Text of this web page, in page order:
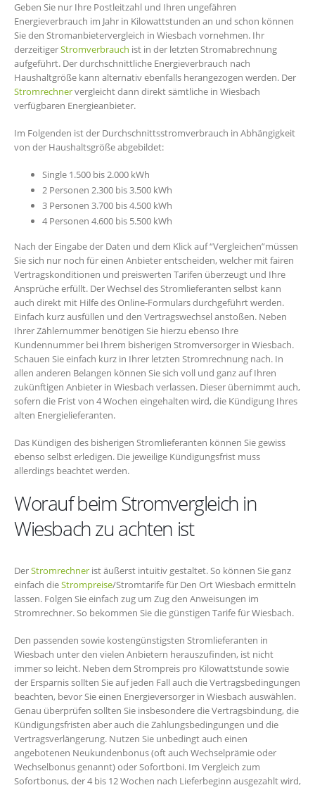
Geben Sie nur Ihre Postleitzahl und Ihren ungefähren
Energieverbrauch im Jahr in Kilowattstunden an und schon können
Sie den Stromanbietervergleich in Wiesbach vornehmen. Ihr
derzeitigerStromverbrauch ist in der letzten Stromabrechnung
aufgeführt. Der durchschnittliche Energieverbrauch nach
Haushaltgröße kann alternativ ebenfalls herangezogen werden. Der
Stromrechnervergleicht dann direkt sämtliche in Wiesbach
verfügbaren Energieanbieter.
Im Folgenden ist der Durchschnittsstromverbrauch in Abhängigkeit
von der Haushaltsgröße abgebildet:
Single 1.500 bis 2.000 kWh
2 Personen 2.300 bis 3.500 kWh
3 Personen 3.700 bis 4.500 kWh
4 Personen 4.600 bis 5.500 kWh
Nach der Eingabe der Daten und dem Klick auf “Vergleichen”müssen
Sie sich nur noch für einen Anbieter entscheiden, welcher mit fairen
Vertragskonditionen und preiswerten Tarifen überzeugt und Ihre
Ansprüche erfüllt. Der Wechsel des Stromlieferanten selbst kann
auch direkt mit Hilfe des Online-Formulars durchgeführt werden.
Einfach kurz ausfüllen und den Vertragswechsel anstoßen. Neben
Ihrer Zählernummer benötigen Sie hierzu ebenso Ihre
Kundennummer bei Ihrem bisherigen Stromversorger in Wiesbach.
Schauen Sie einfach kurz in Ihrer letzten Stromrechnung nach. In
allen anderen Belangen können Sie sich voll und ganz auf Ihren
zukünftigen Anbieter in Wiesbach verlassen. Dieser übernimmt auch,
sofern die Frist von 4 Wochen eingehalten wird, die Kündigung Ihres
alten Energielieferanten.
Das Kündigen des bisherigen Stromlieferanten können Sie gewiss
ebenso selbst erledigen. Die jeweilige Kündigungsfrist muss
allerdings beachtet werden.
Worauf beim Stromvergleich in
Wiesbach zu achten ist
DerStromrechner ist äußerst intuitiv gestaltet. So können Sie ganz
einfach dieStrompreise/Stromtarife für Den Ort Wiesbach ermitteln
lassen. Folgen Sie einfach zug um Zug den Anweisungen im
Stromrechner. So bekommen Sie die günstigen Tarife für Wiesbach.
Den passenden sowie kostengünstigsten Stromlieferanten in
Wiesbach unter den vielen Anbietern herauszufinden, ist nicht
immer so leicht. Neben dem Strompreis pro Kilowattstunde sowie
der Ersparnis sollten Sie auf jeden Fall auch die Vertragsbedingungen
beachten, bevor Sie einen Energieversorger in Wiesbach auswählen.
Genau überprüfen sollten Sie insbesondere die Vertragsbindung, die
Kündigungsfristen aber auch die Zahlungsbedingungen und die
Vertragsverlängerung. Nutzen Sie unbedingt auch einen
angebotenen Neukundenbonus (oft auch Wechselprämie oder
Wechselbonus genannt) oder Sofortboni. Im Vergleich zum
Sofortbonus, der 4 bis 12 Wochen nach Lieferbeginn ausgezahlt wird,